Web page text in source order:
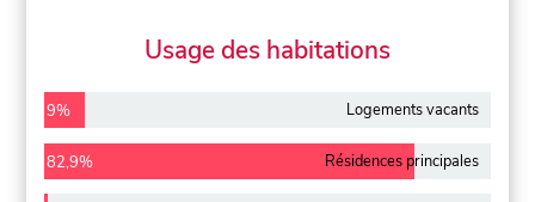
Usage des habitations
9% Logements vacants
82,9% Résidences principales